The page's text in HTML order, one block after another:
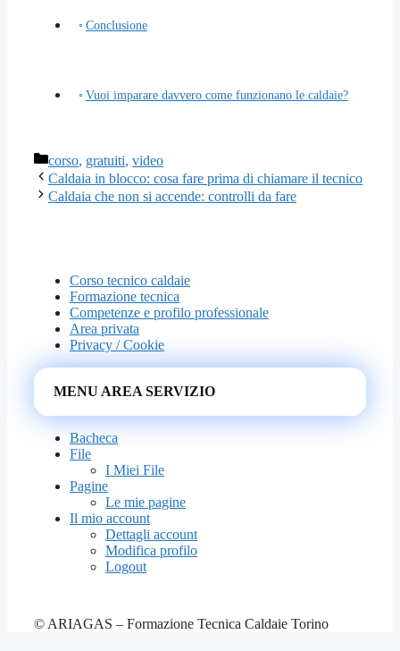
Conclusione
Vuoi imparare davvero come funzionano le caldaie?
Categorie
corso, gratuiti, video
Caldaia in blocco: cosa fare prima di chiamare il tecnico
Caldaia che non si accende: controlli da fare
Corso tecnico caldaie
Formazione tecnica
Competenze e profilo professionale
Area privata
Privacy / Cookie
MENU AREA SERVIZIO
Bacheca
File
I Miei File
Pagine
Le mie pagine
Il mio account
Dettagli account
Modifica profilo
Logout
© ARIAGAS – Formazione Tecnica Caldaie Torino